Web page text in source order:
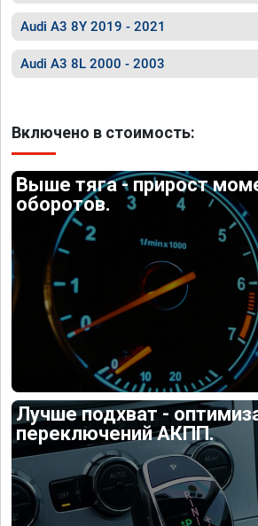
Audi A3 8Y 2019 - 2021
Audi A3 8L 2000 - 2003
Включено в стоимость:
Выше тяга - прирост
оборотов.
Лучше подхват -
переключений АКПП.